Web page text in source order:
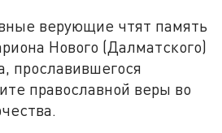
верующие чтят память
Нового (Далматского)
прославившегося
православной веры во